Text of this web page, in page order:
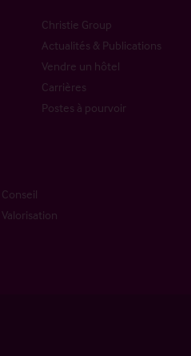
Christie Group
Actualités & Publications
Vendre un hôtel
Carrières
Postes à pourvoir
Conseil
Valorisation